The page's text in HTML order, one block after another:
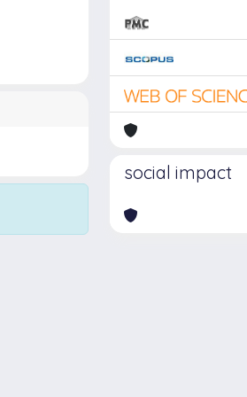
social impact